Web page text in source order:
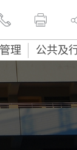
理 公共及